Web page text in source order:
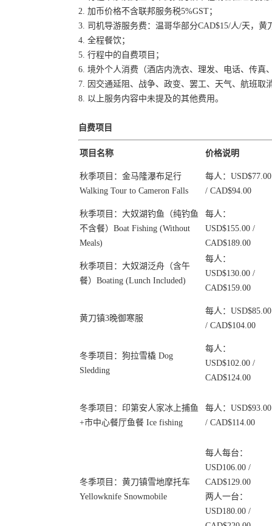
2. 加币价格不含联邦服务税5%GST；
3. 司机导游服务费：温哥华部分CAD$15/人/天，
4. 全程餐饮；
5. 行程中的自费项目；
6. 境外个人消费（酒店内洗衣、理发、电话、传真
7. 因交通延阻、战争、政变、罢工、天气、航班
8. 以上服务内容中未提及的其他费用。
自费项目
项目名称 价格说明
秋季项目：金马隆瀑布足行
Walking Tour to Cameron Falls
每人：USD$77.00
/ CAD$94.00
秋季项目：大奴湖钓鱼（纯钓鱼
不含餐）Boat Fishing (Without
Meals)
每人：
USD$155.00 /
CAD$189.00
秋季项目：大奴湖泛舟（含午
餐）Boating (Lunch Included)
每人：
USD$130.00 /
CAD$159.00
黄刀镇3晚御寒服
每人：USD$85.00
/ CAD$104.00
冬季项目：狗拉雪橇 Dog
Sledding
每人：
USD$102.00 /
CAD$124.00
冬季项目：印第安人家冰上捕鱼
+市中心餐厅鱼餐 Ice fishing
每人：USD$93.00
/ CAD$114.00
冬季项目：黄刀镇雪地摩托车
Yellowknife Snowmobile
每人每台：
USD106.00 /
CAD$129.00
两人一台：
USD180.00 /